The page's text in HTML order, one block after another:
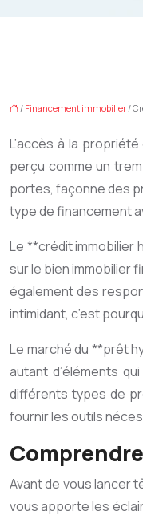
/ Financement immobilier/
L’accès à la
perçu comme un
portes, façonne des
type de financement
Le **crédit immobilier
sur le bien immobilier
également des
intimidant, c’est
Le marché du **prêt
autant d’éléments
différents types de
fournir les outils
Avant de vous lancer
vous apporte les